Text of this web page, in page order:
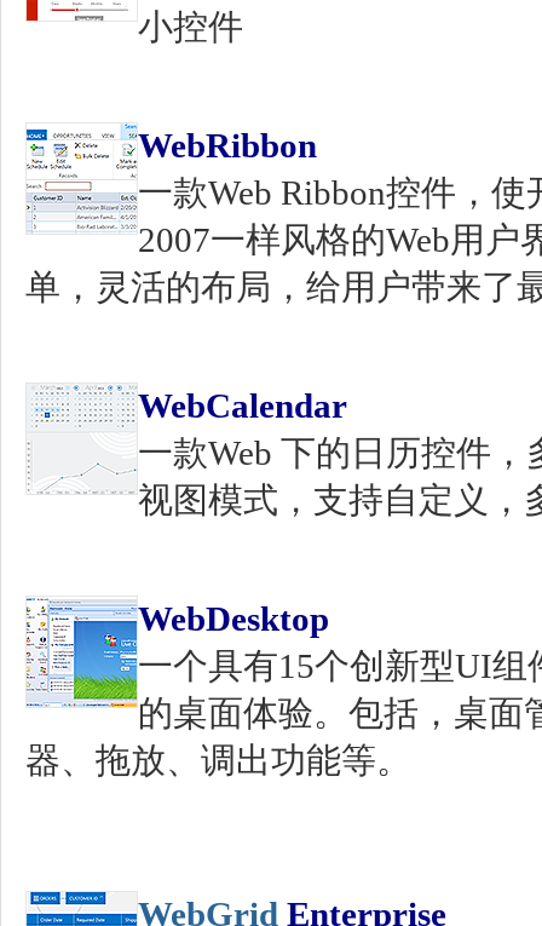
小控件
WebRibbon
一款Web Ribbon控件，
2007一样风格的Web用
单，灵活的布局，给用户带来了
WebCalendar
一款Web 下的日历控件
视图模式，支持自定义，
WebDesktop
一个具有15个创新型UI
的桌面体验。包括，桌
器、拖放、调出功能等。
WebGrid Enterprise